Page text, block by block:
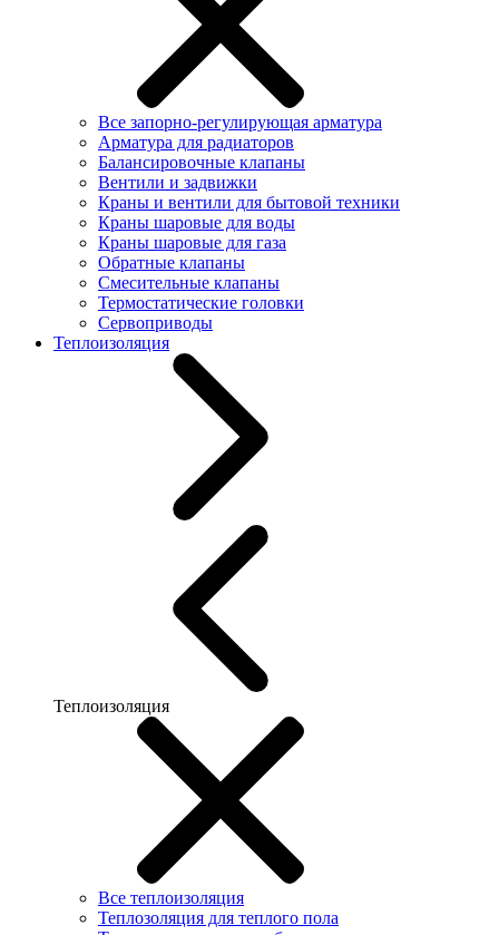
Все запорно-регулирующая арматура
Арматура для радиаторов
Балансировочные клапаны
Вентили и задвижки
Краны и вентили для бытовой техники
Краны шаровые для воды
Краны шаровые для газа
Обратные клапаны
Смесительные клапаны
Термостатические головки
Сервоприводы
Теплоизоляция
Теплоизоляция
Все теплоизоляция
Теплозоляция для теплого пола